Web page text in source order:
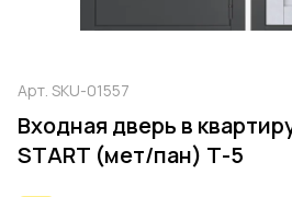
Арт. SKU-01557
Входная дверь в
START (мет/пан) Т-5